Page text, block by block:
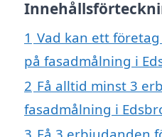
1 Vad kan ett
på fasadmålning i
2 Få alltid minst 3
fasadmålning i